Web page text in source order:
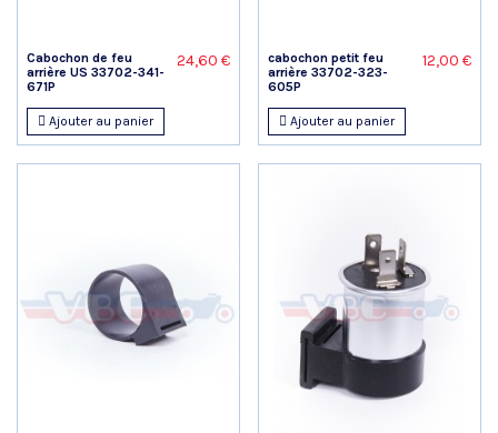
Cabochon de feu
arrière US 33702-341-
671P
24,60 €
Ajouter au panier
cabochon petit feu
arrière 33702-323-
605P
12,00 €
Ajouter au panier